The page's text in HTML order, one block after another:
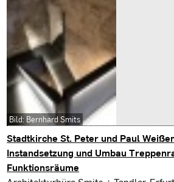
Stadtkirche St. Peter und Paul
Instandsetzung und Umbau
Funktionsräume
Bild: Bernhard Smits